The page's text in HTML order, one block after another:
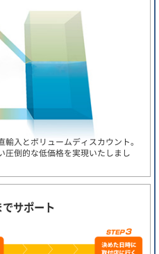
入とボリュームディスカウント。
圧倒的な低価格を実現いたしまし
サポート